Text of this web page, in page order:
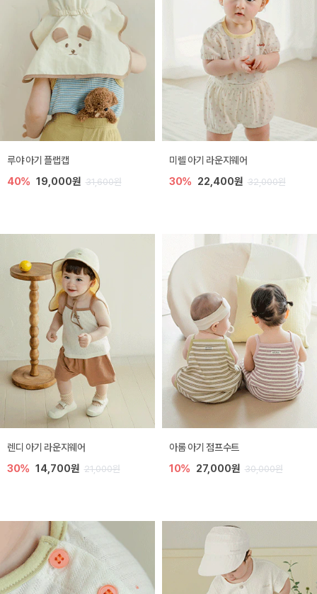
루야 아기 플랩캡
40% 19,000원 31,600원
미렐 아기 라운지웨어
30% 22,400원 32,000원
렌디 아기 라운지웨어
30% 14,700원 21,000원
아롬 아기 점프수트
10% 27,000원 30,000원